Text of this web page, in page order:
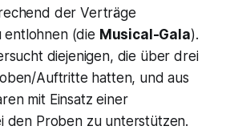
der Verträge
entlohnen (die Musical-Gala).
diejenigen, die über drei
Auftritte hatten, und aus
mit Einsatz einer
den Proben zu unterstützen.